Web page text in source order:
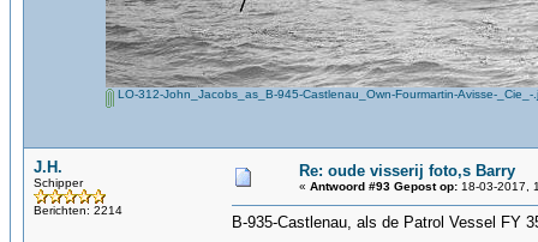
LO-312-John_Jacobs_as_B-945-Castlenau_Own-Fourmartin-Avisse-_Cie_-
J.H.
Schipper
Berichten: 2214
Re: oude visserij foto,s Barry
« Antwoord #93 Gepost op: 18-03-2017,
B-935-Castlenau, als de Patrol Vessel FY